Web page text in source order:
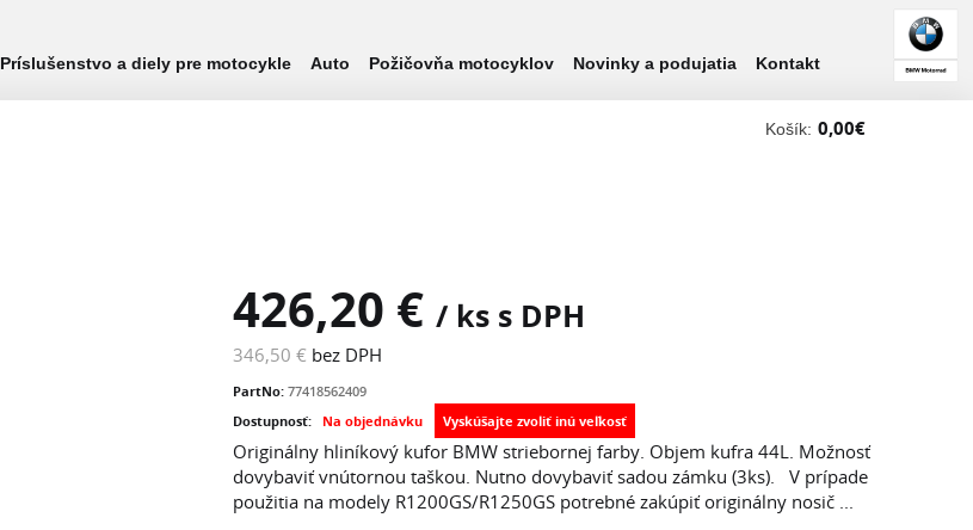
Príslušenstvo a diely pre motocykle Auto Požičovňa motocyklov Novinky a podujatia Kontakt
Košík: 0,00€
426,20 € / ks s DPH
346,50 € bez DPH
PartNo: 77418562409
Dostupnosť:
Na objednávku
Originálny hliníkový kufor BMW striebornej farby. Objem kufra 44L. Možnosť
dovybaviť vnútornou taškou. Nutno dovybaviť sadou zámku (3ks). V prípade
použitia na modely R1200GS/R1250GS potrebné zakúpiť originálny nosič ...